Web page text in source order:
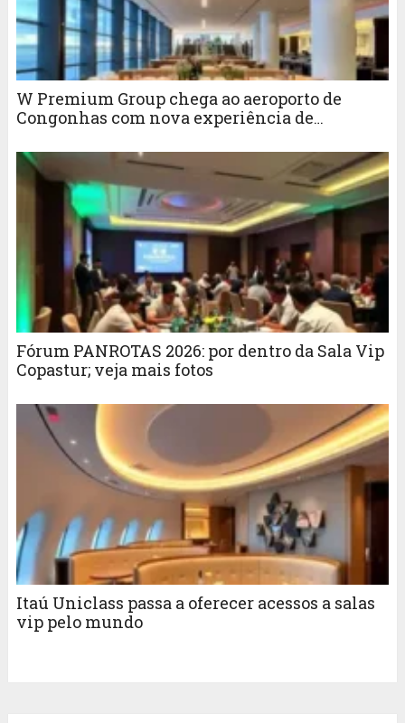
W Premium Group chega ao aeroporto de
Congonhas com nova experiência de
Fórum PANROTAS 2026: por dentro da Sala Vip
Copastur; veja mais fotos
Itaú Uniclass passa a oferecer acessos a salas
vip pelo mundo